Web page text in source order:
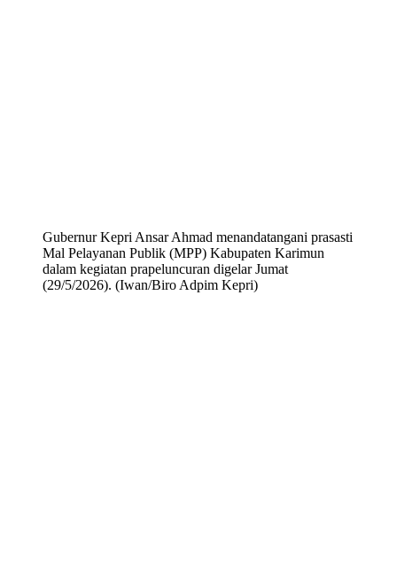
Gubernur Kepri Ansar Ahmad menandatangani prasasti
Mal Pelayanan Publik (MPP) Kabupaten Karimun
dalam kegiatan prapeluncuran digelar Jumat
(29/5/2026). (Iwan/Biro Adpim Kepri)